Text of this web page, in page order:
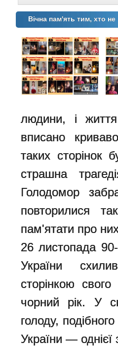
Вічна пам'ять тим, хто
людини, і
вписано
таких сторінок
страшна
Голодомор
повторилися
пам'ятати про
26 листопада
України
сторінкою
чорний рік. У
голоду,
України — однієї